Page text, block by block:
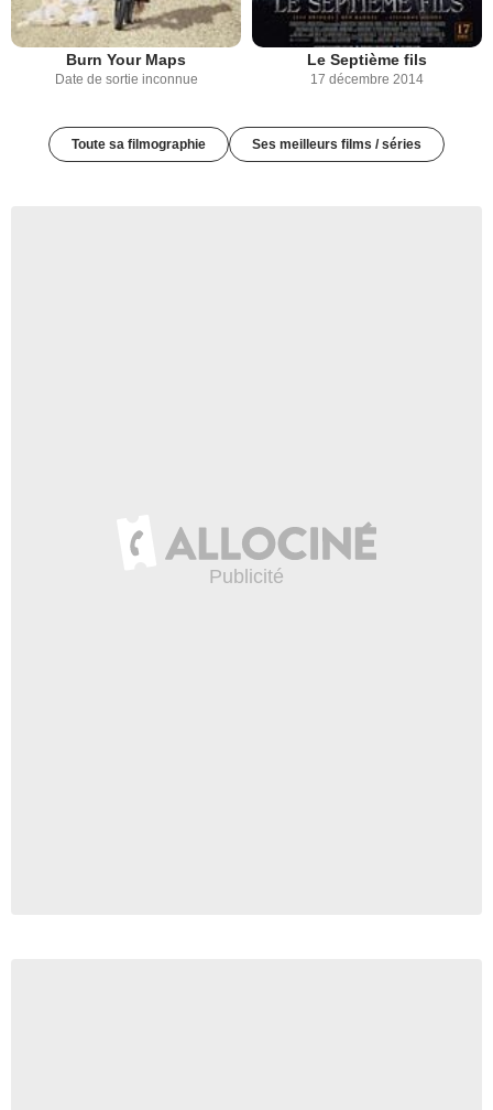
Burn Your Maps
Date de sortie inconnue
Le Septième fils
17 décembre 2014
Toute sa filmographie Ses meilleurs films / séries